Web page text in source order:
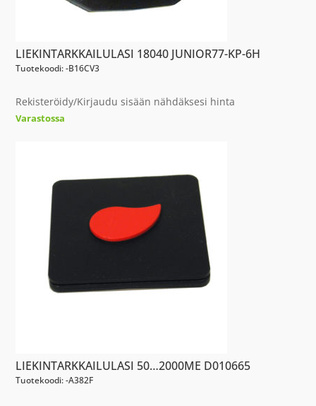
LIEKINTARKKAILULASI 18040 JUNIOR77-KP-6H
Tuotekoodi: -B16CV3
Rekisteröidy/Kirjaudu sisään nähdäksesi hinta
Varastossa
LIEKINTARKKAILULASI 50…2000ME D010665
Tuotekoodi: -A382F